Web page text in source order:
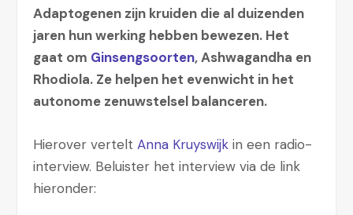
Adaptogenen zijn kruiden die al duizenden
jaren hun werking hebben bewezen. Het
gaat om Ginsengsoorten, Ashwagandha en
Rhodiola. Ze helpen het evenwicht in het
autonome zenuwstelsel balanceren.
Hierover verteltAnna Kruyswijk in een radio-
interview. Beluister het interview via de link
hieronder: